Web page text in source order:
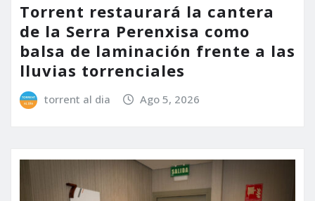
Torrent restaurará la cantera
de la Serra Perenxisa como
balsa de laminación frente a las
lluvias torrenciales
torrent al dia Ago 5, 2026